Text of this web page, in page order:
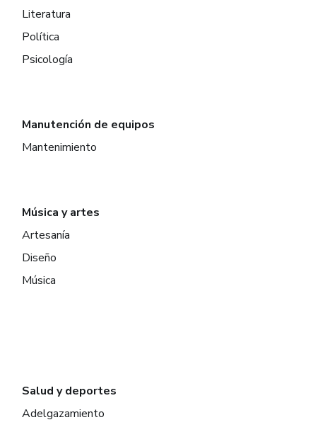
Literatura
Política
Psicología
Manutención de equipos
Mantenimiento
Música y artes
Artesanía
Diseño
Música
Salud y deportes
Adelgazamiento